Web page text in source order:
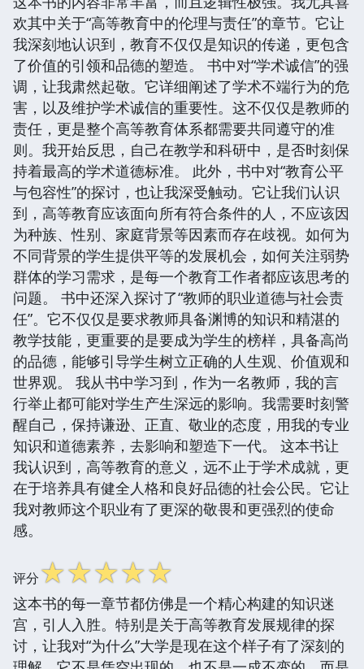
欢其中关于“高等教育中的伦理与责任”的章节。它让
我深刻地认识到，教育不仅仅是知识的传递，更包含
了价值的引领和品德的塑造。 书中对“学术诚信”的强
调，让我肃然起敬。它详细阐述了学术不端行为的危
害，以及维护学术诚信的重要性。这不仅仅是教师的
责任，更是整个高等教育体系都需要共同遵守的准
则。我开始反思，自己在教学和科研中，是否时刻保
持着最高的学术道德标准。 此外，书中对“教育公平
与包容性”的探讨，也让我深受触动。它让我们认识
到，高等教育应该面向所有符合条件的人，不应该因
为种族、性别、家庭背景等因素而存在歧视。如何为
不同背景的学生提供平等的发展机会，如何关注弱势
群体的学习需求，是每一个教育工作者都应该思考的
问题。 书中还深入探讨了“教师的职业道德与社会责
任”。它不仅仅是要求教师具备渊博的知识和精湛的
教学技能，更重要的是要成为学生的榜样，具备高尚
的品德，能够引导学生树立正确的人生观、价值观和
世界观。 我从书中学习到，作为一名教师，我的言
行举止都可能对学生产生深远的影响。我需要时刻警
醒自己，保持谦逊、正直、敬业的态度，用我的专业
知识和道德素养，去影响和塑造下一代。 这本书让
我认识到，高等教育的意义，远不止于学术成就，更
在于培养具有健全人格和良好品德的社会公民。它让
我对教师这个职业有了更深的敬畏和更强烈的使命
感。
评分☆☆☆☆☆
这本书的每一章节都仿佛是一个精心构建的知识迷
宫，引人入胜。特别是关于高等教育发展规律的探
讨，让我对“为什么”大学是现在这个样子有了深刻的